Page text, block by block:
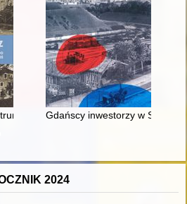
poligonu drawskiego od
Gdańscy inwestorzy w
2024